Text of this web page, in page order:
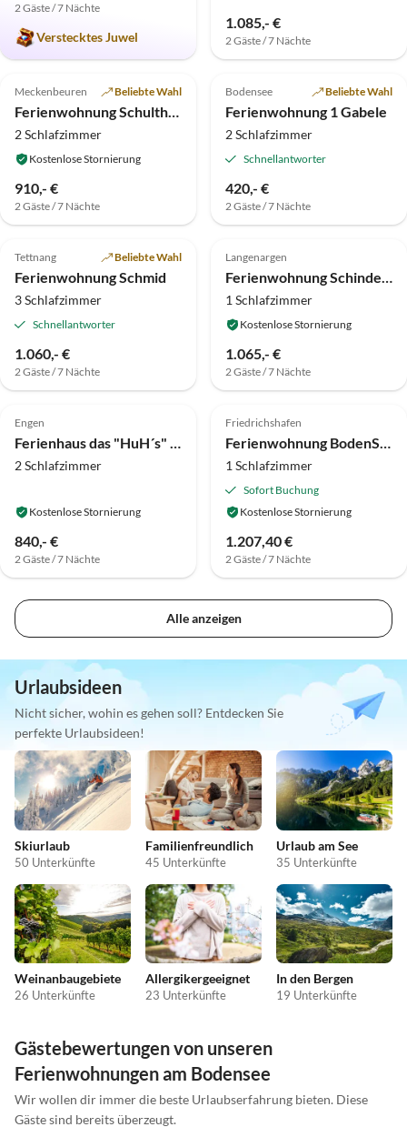
2 Gäste / 7 Nächte
Verstecktes Juwel
1.085,- €
2 Gäste / 7 Nächte
Top-Inserat
5.0 (21)
Meckenbeuren Beliebte Wahl
Ferienwohnung Schultheiß
2 Schlafzimmer
Kostenlose Stornierung
910,- €
2 Gäste / 7 Nächte
5.0 (13)
Bodensee Beliebte Wahl
Ferienwohnung 1 Gabele
2 Schlafzimmer
Schnellantworter
420,- €
2 Gäste / 7 Nächte
5.0 (6)
Tettnang Beliebte Wahl
Ferienwohnung Schmid
3 Schlafzimmer
Schnellantworter
1.060,- €
2 Gäste / 7 Nächte
5.0 (1)
Langenargen
Ferienwohnung Schindele
1 Schlafzimmer
Kostenlose Stornierung
1.065,- €
2 Gäste / 7 Nächte
Engen
Ferienhaus das "HuH´s" im Hegau
2 Schlafzimmer
Kostenlose Stornierung
840,- €
2 Gäste / 7 Nächte
Friedrichshafen
Ferienwohnung BodenSEE Apartment Friedrichshafen Dachterrasse
1 Schlafzimmer
Sofort Buchung
Kostenlose Stornierung
1.207,40 €
2 Gäste / 7 Nächte
Alle anzeigen
Urlaubsideen
Nicht sicher, wohin es gehen soll? Entdecken Sie
perfekte Urlaubsideen!
Skiurlaub
50 Unterkünfte
Familienfreundlich
45 Unterkünfte
Urlaub am See
35 Unterkünfte
Weinanbaugebiete
26 Unterkünfte
Allergikergeeignet
23 Unterkünfte
In den Bergen
19 Unterkünfte
Gästebewertungen von unseren
Ferienwohnungen am Bodensee
Wir wollen dir immer die beste Urlaubserfahrung bieten. Diese
Gäste sind bereits überzeugt.